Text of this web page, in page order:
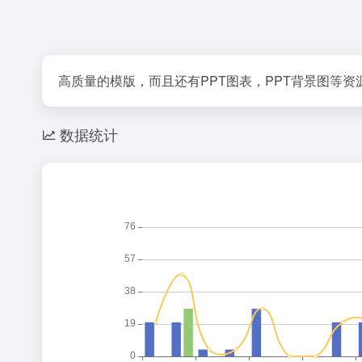
高质量的模版，而且还有PPT图表，PPT背景图等资
数据统计